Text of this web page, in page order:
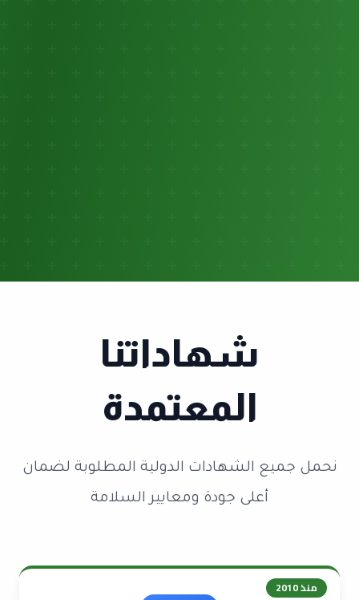
شهاداتنا
المعتمدة
نحمل جميع الشهادات الدولية المطلوبة لضمان
أعلى جودة ومعايير السلامة
منذ2010